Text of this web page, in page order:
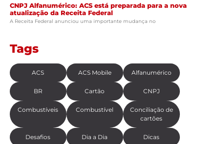
CNPJ Alfanumérico: ACS está preparada para a nova
atualização da Receita Federal
A Receita Federal anunciou uma importante mudança no
Tags
ACS ACS Mobile Alfanumérico
BR Cartão CNPJ
Combustíveis Combustível
Conciliação de
cartões
Desafios Dia a Dia Dicas